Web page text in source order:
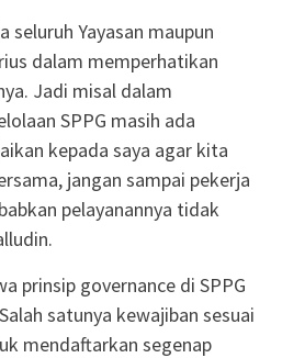
seluruh Yayasan maupun
dalam memperhatikan
Jadi misal dalam
SPPG masih ada
kepada saya agar kita
jangan sampai pekerja
pelayanannya tidak
prinsip governance di SPPG
satunya kewajiban sesuai
mendaftarkan segenap